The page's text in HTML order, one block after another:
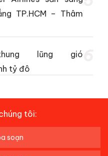
TP.HCM – Thâm
lũng gió
tỷ đô
tôi:
soạn